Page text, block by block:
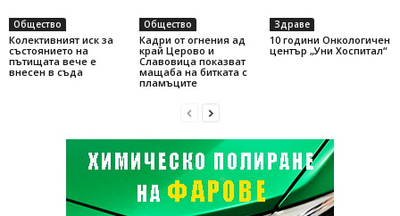
Общество
Колективният иск за
състоянието на
пътищата вече е
внесен в съда
Общество
Кадри от огнения ад
край Церово и
Славовица показват
мащаба на битката с
пламъците
Здраве
10 години Онкологичен
център „Уни Хоспитал“